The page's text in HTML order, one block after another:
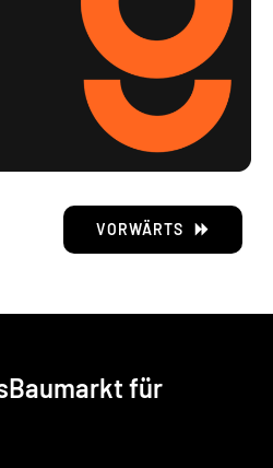
VORWÄRTS
für